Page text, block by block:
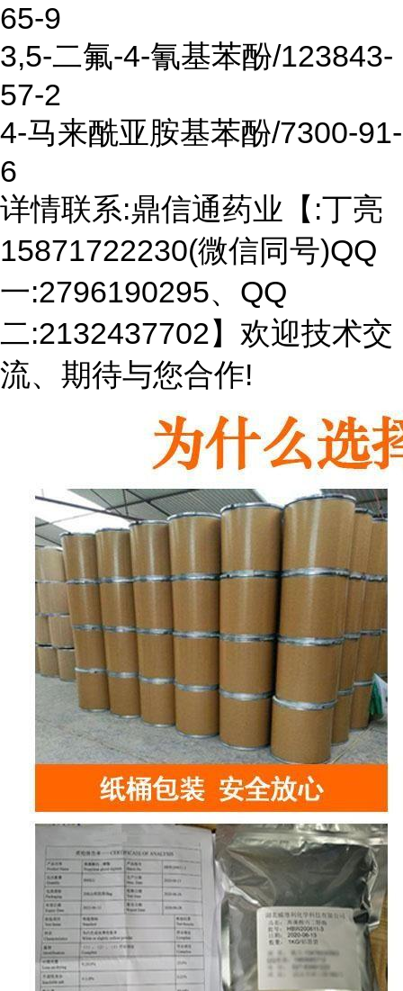
65-9
3,5-二氟-4-氰基苯酚/123843-
57-2
4-马来酰亚胺基苯酚/7300-91-
6
详情联系:鼎信通药业【:丁亮
15871722230(微信同号)QQ
一:2796190295、QQ
二:2132437702】欢迎技术交
流、期待与您合作!